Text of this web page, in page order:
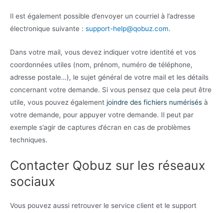
Il est également possible d’envoyer un courriel à l’adresse
électronique suivante : support-help@qobuz.com.
Dans votre mail, vous devez indiquer votre identité et vos
coordonnées utiles (nom, prénom, numéro de téléphone,
adresse postale…), le sujet général de votre mail et les détails
concernant votre demande. Si vous pensez que cela peut être
utile, vous pouvez également joindre des fichiers numérisés à
votre demande, pour appuyer votre demande. Il peut par
exemple s’agir de captures d’écran en cas de problèmes
techniques.
Contacter Qobuz sur les réseaux
sociaux
Vous pouvez aussi retrouver le service client et le support